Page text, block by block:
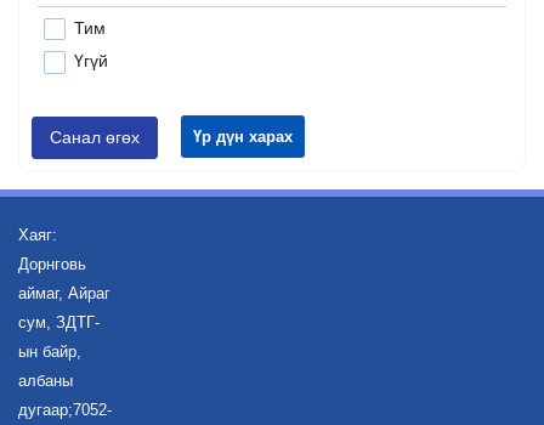
Тим
Үгүй
Санал өгөх Үр дүн харах
Хаяг:
Дорнговь
аймаг, Айраг
сум, ЗДТГ-
ын байр,
албаны
дугаар;7052-